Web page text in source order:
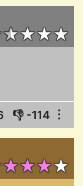
👎 -114 ︙